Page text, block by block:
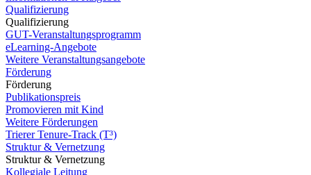
Qualifizierung
Qualifizierung
GUT-Veranstaltungsprogramm
eLearning-Angebote
Weitere Veranstaltungsangebote
Förderung
Förderung
Publikationspreis
Promovieren mit Kind
Weitere Förderungen
Trierer Tenure-Track (T³)
Struktur & Vernetzung
Struktur & Vernetzung
Kollegiale Leitung